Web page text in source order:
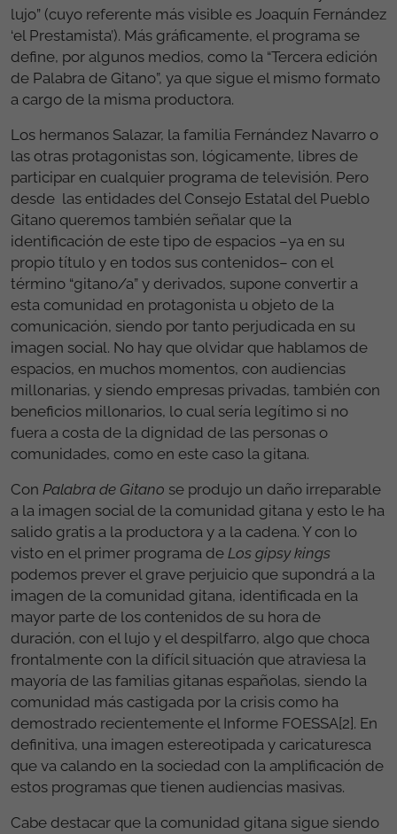
lujo” (cuyo referente más visible es Joaquín Fernández
‘el Prestamista’). Más gráficamente, el programa se
define, por algunos medios, como la “Tercera edición
de Palabra de Gitano”, ya que sigue el mismo formato
a cargo de la misma productora.
Los hermanos Salazar, la familia Fernández Navarro o
las otras protagonistas son, lógicamente, libres de
participar en cualquier programa de televisión. Pero
desde las entidades del Consejo Estatal del Pueblo
Gitano queremos también señalar que la
identificación de este tipo de espacios –ya en su
propio título y en todos sus contenidos– con el
término “gitano/a” y derivados, supone convertir a
esta comunidad en protagonista u objeto de la
comunicación, siendo por tanto perjudicada en su
imagen social. No hay que olvidar que hablamos de
espacios, en muchos momentos, con audiencias
millonarias, y siendo empresas privadas, también con
beneficios millonarios, lo cual sería legítimo si no
fuera a costa de la dignidad de las personas o
comunidades, como en este caso la gitana.
Con Palabra de Gitano se produjo un daño irreparable
a la imagen social de la comunidad gitana y esto le ha
salido gratis a la productora y a la cadena. Y con lo
visto en el primer programa de Los gipsy kings
podemos prever el grave perjuicio que supondrá a la
imagen de la comunidad gitana, identificada en la
mayor parte de los contenidos de su hora de
duración, con el lujo y el despilfarro, algo que choca
frontalmente con la difícil situación que atraviesa la
mayoría de las familias gitanas españolas, siendo la
comunidad más castigada por la crisis como ha
demostrado recientemente el Informe FOESSA[2]. En
definitiva, una imagen estereotipada y caricaturesca
que va calando en la sociedad con la amplificación de
estos programas que tienen audiencias masivas.
Cabe destacar que la comunidad gitana sigue siendo